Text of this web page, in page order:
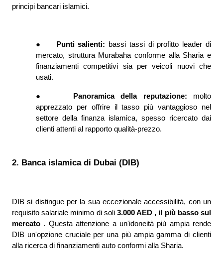
principi bancari islamici.
● Punti salienti:
bassi tassi di profitto leader di
mercato, struttura Murabaha conforme alla Sharia e
finanziamenti competitivi sia per veicoli nuovi che
usati.
● Panoramica della reputazione: molto
apprezzato per offrire il tasso più vantaggioso nel
settore della finanza islamica, spesso ricercato dai
clienti attenti al rapporto qualità-prezzo.
2. Banca islamica di Dubai (DIB)
DIB si distingue per la sua eccezionale accessibilità, con un
requisito salariale minimo di soli 3.000 AED , il più basso sul
mercato . Questa attenzione a un'idoneità più ampia rende
DIB un'opzione cruciale per una più ampia gamma di clienti
alla ricerca di finanziamenti auto conformi alla Sharia.